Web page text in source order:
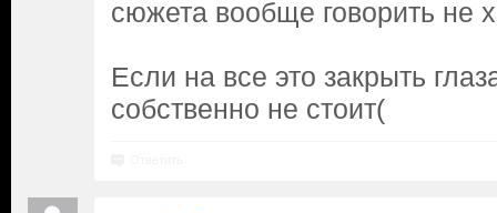
сюжета вообще говорить не
Если на все это закрыть
собственно не стоит(